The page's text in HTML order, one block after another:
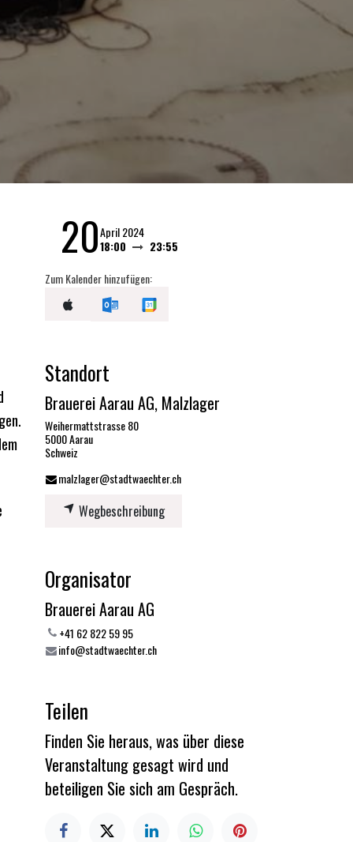
20April 2024
18:00
23:55
Zum Kalender hinzufügen:
Standort
Brauerei Aarau AG, Malzlager
Weihermattstrasse 80
5000 Aarau
Schweiz
malzlager@stadtwaechter.ch
Wegbeschreibung
Organisator
Brauerei Aarau AG
+41 62 822 59 95
info@stadtwaechter.ch
Teilen
Finden Sie heraus, was über diese
Veranstaltung gesagt wird und
beteiligen Sie sich am Gespräch.